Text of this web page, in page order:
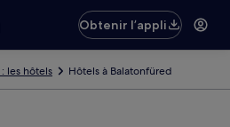
Obtenir l’appli
les hôtels Hôtels à Balatonfüred